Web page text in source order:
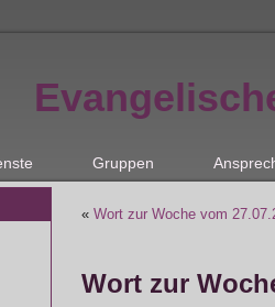
Gruppen
« Wort zur Woche vom
Wort zur